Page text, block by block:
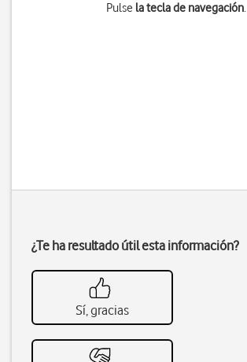
Pulse la tecla de navegación.
¿Te ha resultado útil esta información?
Sí, gracias